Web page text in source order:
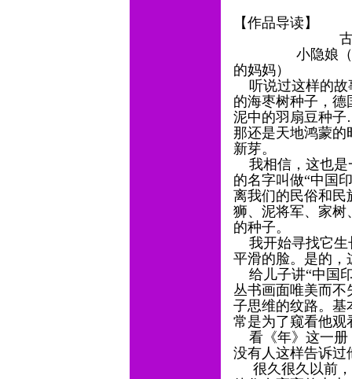
【作品导读】
古老的
小隐娘（蓝袋
的妈妈）
听说过这样的故
的海枣树种子，
泥中的羽扇豆种
那还是天地鸿蒙的
新芽。
我相信，这也是
的名字叫做“中国
离我们的民俗和民
狮、泥将军、家树
的种子。
我开始寻找它生
平滑的脸。是的
给儿子讲“中国
丛书画面唯美而
子思维的纹路。基
常是为了窥看他
看《年》这一册
没有人这样告诉
很久很久以前，